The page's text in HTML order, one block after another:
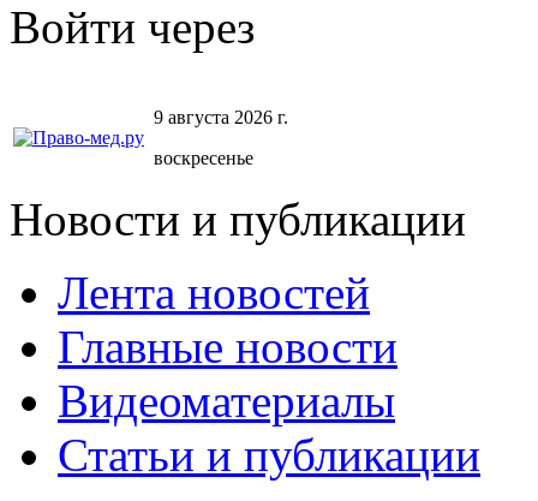
Войти через
9 августа 2026 г.
воскресенье
Новости и публикации
Лента новостей
Главные новости
Видеоматериалы
Статьи и публикации